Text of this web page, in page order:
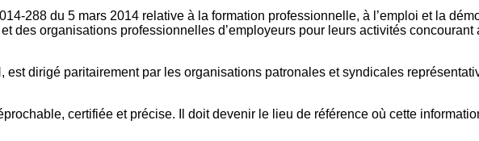
288 du 5 mars 2014 relative à la formation professionnelle, à l’emploi et la
des organisations professionnelles d’employeurs pour leurs activités concourant
dirigé paritairement par les organisations patronales et syndicales
certifiée et précise. Il doit devenir le lieu de référence où cette